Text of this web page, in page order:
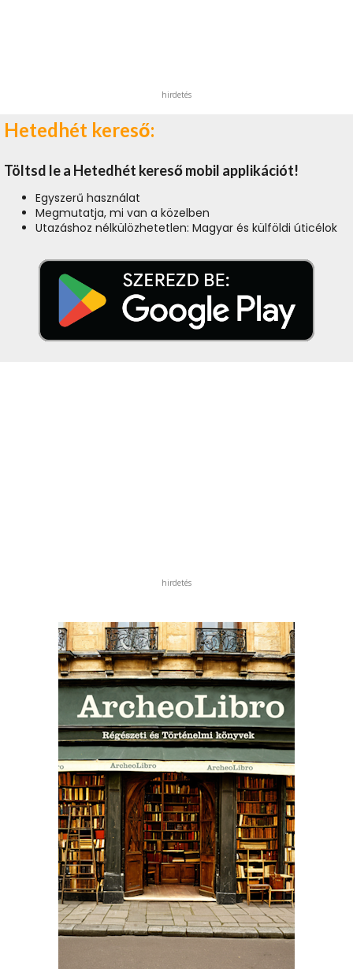
hirdetés
Hetedhét kereső:
Töltsd le a Hetedhét kereső mobil applikációt!
Egyszerű használat
Megmutatja, mi van a közelben
Utazáshoz nélkülözhetetlen: Magyar és külföldi úticélok
hirdetés